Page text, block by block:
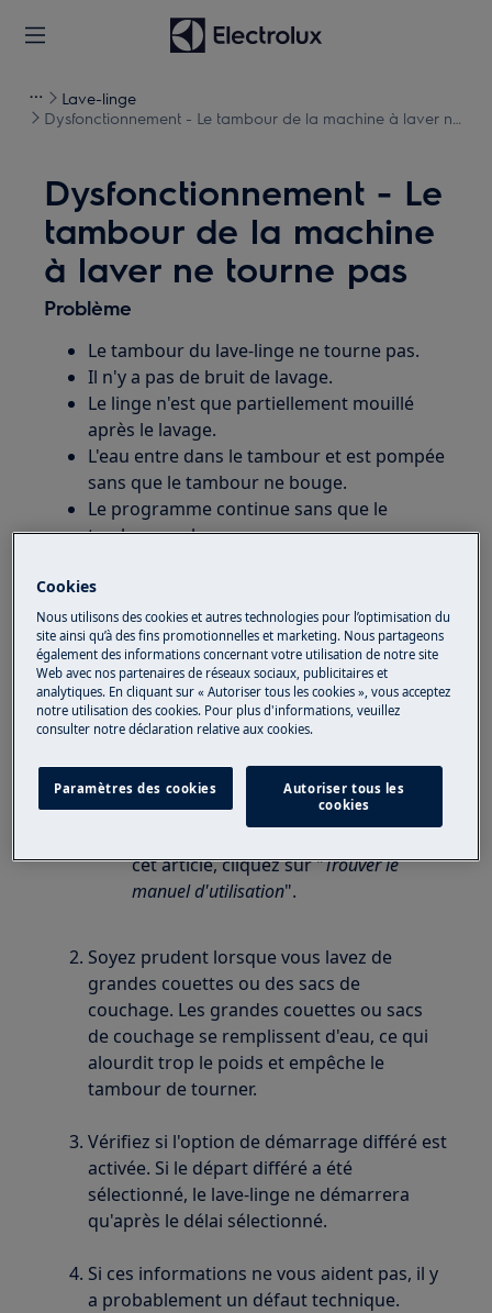
Lave-linge
Dysfonctionnement - Le tambour de la machine à laver ne
Dysfonctionnement - Le
tambour de la machine
à laver ne tourne pas
Problème
Le tambour du lave-linge ne tourne pas.
Il n'y a pas de bruit de lavage.
Le linge n'est que partiellement mouillé
après le lavage.
L'eau entre dans le tambour et est pompée
sans que le tambour ne bouge.
Le programme continue sans que le
tambour ne bouge.
S'applique à
Machine à laver
Solution
Assurez-vous d'avoir configuré et démarré
Reportez-vous au manuel d'utilisation
pour obtenir des conseils sur
cet article, cliquez sur "Trouver le
manuel d'utilisation".
Soyez prudent lorsque vous lavez de
grandes couettes ou des sacs de
couchage. Les grandes couettes ou sacs
de couchage se remplissent d'eau, ce qui
alourdit trop le poids et empêche le
tambour de tourner.
Vérifiez si l'option de démarrage différé est
activée. Si le départ différé a été
sélectionné, le lave-linge ne démarrera
qu'après le délai sélectionné.
Si ces informations ne vous aident pas, il y
a probablement un défaut technique.
Cookies
Nous utilisons des cookies et autres technologies pour l’optimisation du
site ainsi qu’à des fins promotionnelles et marketing. Nous partageons
également des informations concernant votre utilisation de notre site
Web avec nos partenaires de réseaux sociaux, publicitaires et
analytiques. En cliquant sur « Autoriser tous les cookies », vous acceptez
notre utilisation des cookies. Pour plus d'informations, veuillez
consulter notre déclaration relative aux cookies.
Paramètres des cookies
Autoriser tous les
cookies